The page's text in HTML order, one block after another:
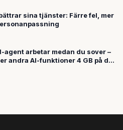
sina tjänster: Färre fel, mer
agent arbetar medan du sover –
andra AI-funktioner 4 GB på din